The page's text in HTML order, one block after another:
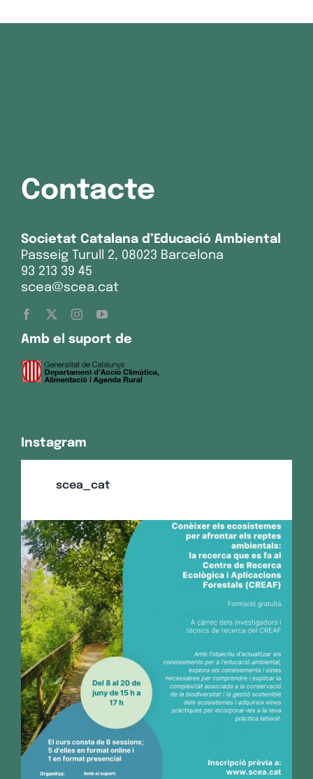
Contacte
Societat Catalana d’Educació Ambiental
Passeig Turull 2, 08023 Barcelona
93 213 39 45
scea@scea.cat
Amb el suport de
Instagram
scea_cat